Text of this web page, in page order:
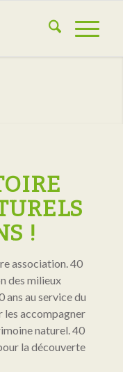
!
association. 40
des milieux
au service du
les accompagner
naturel. 40
la découverte